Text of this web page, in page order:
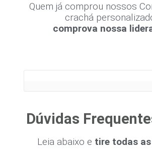
Quem já comprou nossos
crachá
comprova nossa
Dúvidas
Leia abaixo e tire todas